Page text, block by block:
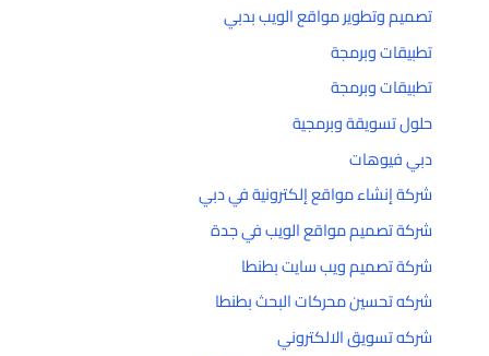
تصميم وتطوير مواقع الويب بدبي
تطبيقات وبرمجة
تطبيقات وبرمجة
حلول تسويقة وبرمجية
دبي فيوهات
شركة إنشاء مواقع إلكترونية في دبي
شركة تصميم مواقع الويب في جدة
شركة تصميم ويب سايت بطنطا
شركه تحسين محركات البحث بطنطا
شركه تسويق الالكتروني